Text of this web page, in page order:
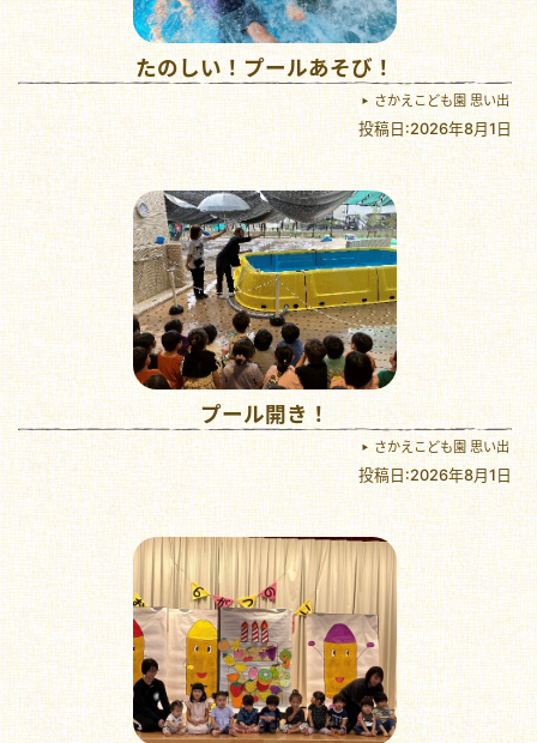
たのしい！プールあそび！
さかえこども園 思い出
投稿日:2026年8月1日
プール開き！
さかえこども園 思い出
投稿日:2026年8月1日